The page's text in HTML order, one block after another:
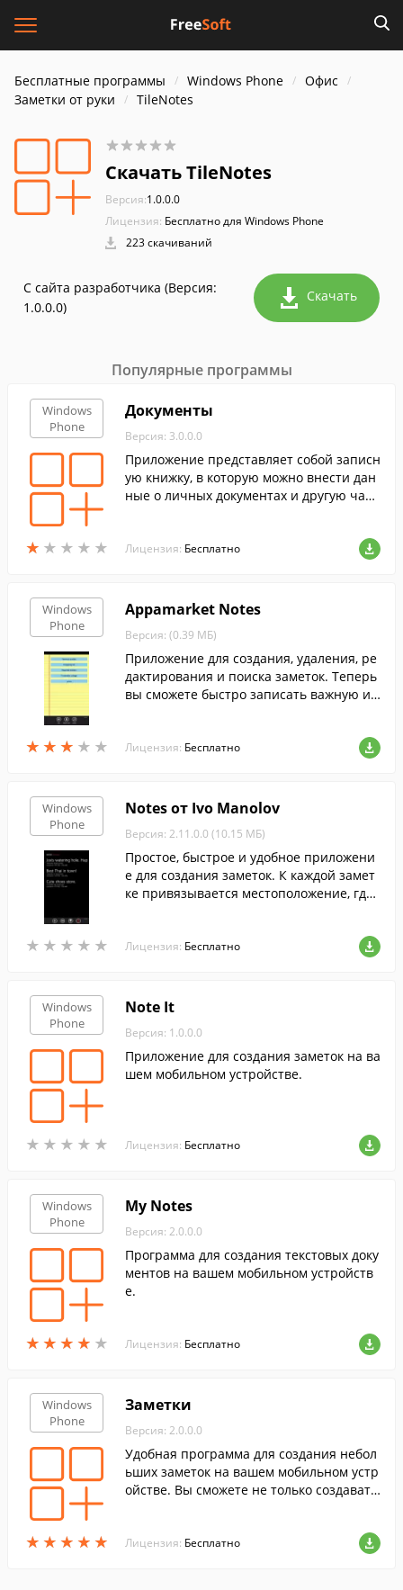
Бесплатные программы Windows Phone
Офис
Заметки от руки
TileNotes
Скачать TileNotes
Версия:1.0.0.0
Лицензия: Бесплатно для Windows Phone
223 скачиваний
С сайта разработчика (Версия:
1.0.0.0)
Скачать
Популярные программы
Windows
Phone
★ ★ ★ ★ ★
★ ★ ★ ★ ★
Документы
Версия: 3.0.0.0
Приложение представляет собой записн
ую книжку, в которую можно внести дан
ные о личных документах и другую част
Лицензия: Бесплатно
Windows
Phone
★ ★ ★ ★ ★
★ ★ ★ ★ ★
Appamarket Notes
Версия: (0.39 МБ)
Приложение для создания, удаления, ре
дактирования и поиска заметок. Теперь
вы сможете быстро записать важную ин
Лицензия: Бесплатно
Windows
Phone
★ ★ ★ ★ ★
★ ★ ★ ★ ★
Notes от Ivo Manolov
Версия: 2.11.0.0 (10.15 МБ)
Простое, быстрое и удобное приложени
е для создания заметок. К каждой замет
ке привязывается местоположение, где
Лицензия: Бесплатно
Windows
Phone
★ ★ ★ ★ ★
★ ★ ★ ★ ★
Note It
Версия: 1.0.0.0
Приложение для создания заметок на ва
шем мобильном устройстве.
Лицензия: Бесплатно
Windows
Phone
★ ★ ★ ★ ★
★ ★ ★ ★ ★
My Notes
Версия: 2.0.0.0
Программа для создания текстовых доку
ментов на вашем мобильном устройств
е.
Лицензия: Бесплатно
Windows
Phone
★ ★ ★ ★ ★
★ ★ ★ ★ ★
Заметки
Версия: 2.0.0.0
Удобная программа для создания небол
ьших заметок на вашем мобильном устр
ойстве. Вы сможете не только создавать
Лицензия: Бесплатно